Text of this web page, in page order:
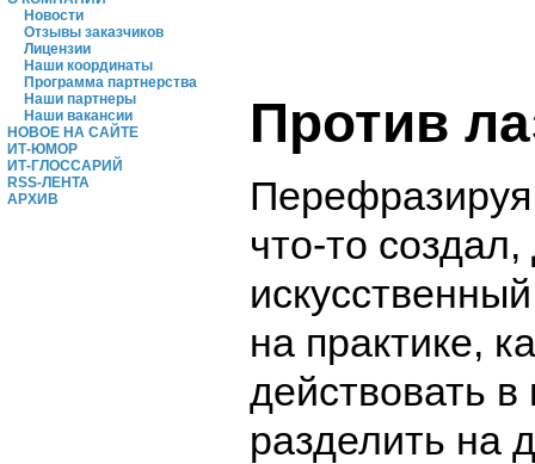
Новости
Отзывы заказчиков
Лицензии
Наши координаты
Программа партнерства
Наши партнеры
Наши вакансии
НОВОЕ НА САЙТЕ
ИТ-ЮМОР
ИТ-ГЛОССАРИЙ
RSS-ЛЕНТА
АРХИВ
Против
Перефразируя
что-то
на практике,
действовать
разделить на